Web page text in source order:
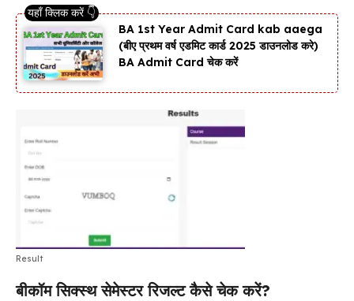
BA 1st Year Admit Card kab aaega
(बीए प्रथम वर्ष एडमिट कार्ड 2025 डाउनलोड करे)
BA Admit Card चेक करें
Result
बीकॉम सिक्स्थ सेमेस्टर रिजल्ट कैसे चेक करें?